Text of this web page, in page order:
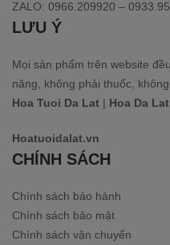
ZALO: 0966.209920 –
LƯU Ý
Mọi sản phẩm trên website
năng, không phải thuốc,
Hoa Tuoi Da Lat | Hoa Da Lat
Hoatuoidalat.vn
CHÍNH SÁCH
Chính sách bảo hành
Chính sách bảo mật
Chính sách vận chuyển